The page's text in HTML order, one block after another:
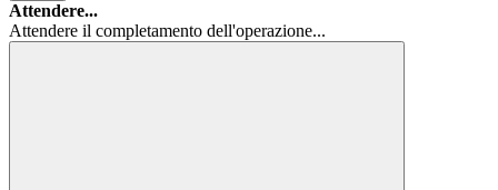
Attendere...
Attendere il completamento dell'operazione...